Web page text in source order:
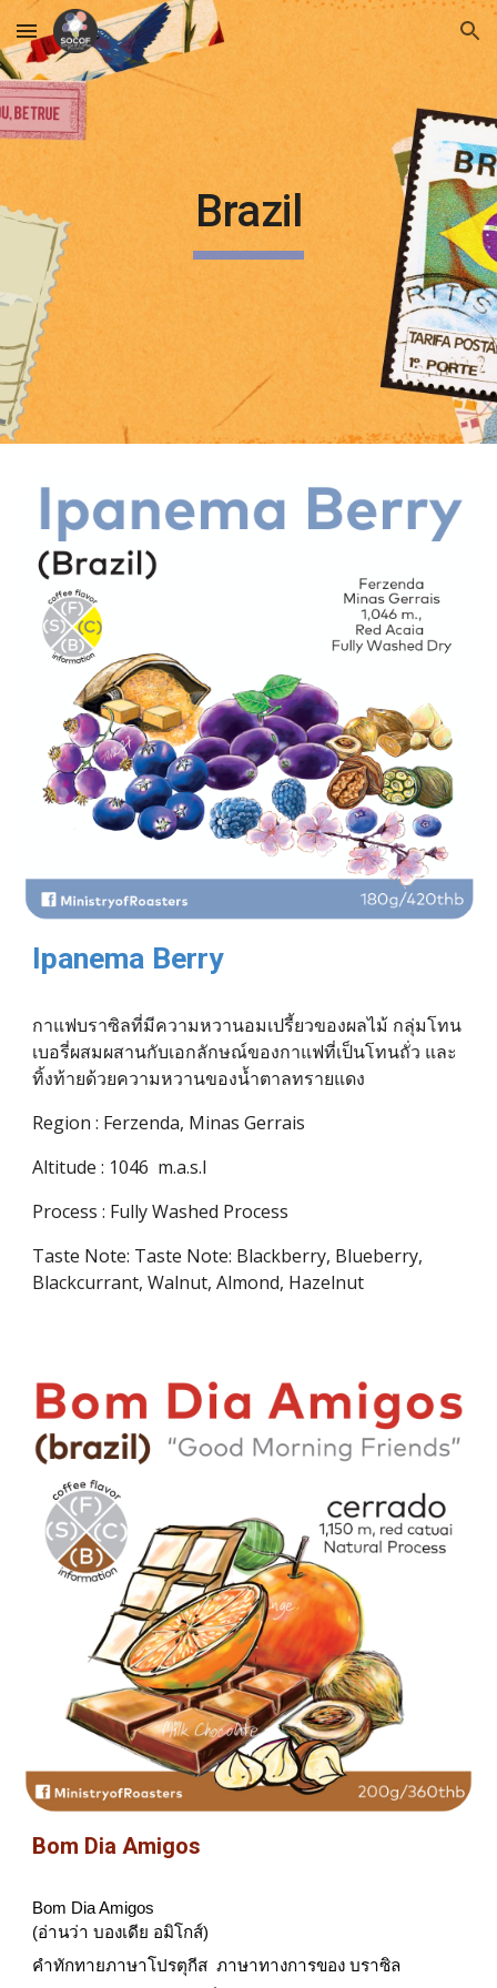
Skip to main content Skip to navigation
Brazil
Ipanema Berry
กาแฟบราซิลที่มีความหวานอมเปรี้ยวของผลไม้ กลุ่มโทน
เบอรี่ผสมผสานกับเอกลักษณ์ของกาแฟที่เป็นโทนถั่ว และ
ทิ้งท้ายด้วยความหวานของน้ำตาลทรายแดง
Region : Ferzenda, Minas Gerrais
Altitude : 1046
  m.a.s.l
Process : Fully Washed Process
Taste Note: Taste Note: Blackberry, Blueberry,
Blackcurrant, Walnut, Almond, Hazelnut
Bom Dia Amigos
Bom Dia Amigos
(อ่านว่า​ บองเดีย​ อมิโกส์)
คำทักทายภาษาโปรตุกีส  ภาษาทางการของ​ บราซิล